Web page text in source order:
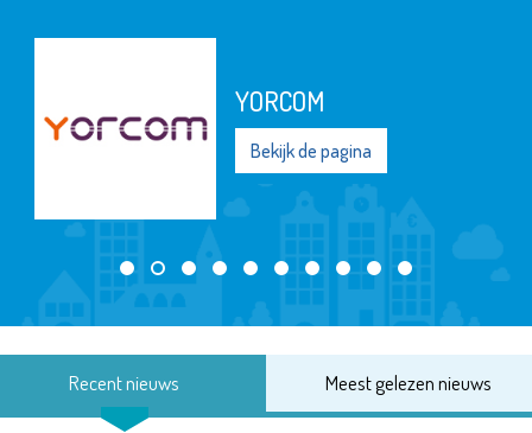
YORCOM
Bekijk de pagina
Recent nieuws Meest gelezen nieuws